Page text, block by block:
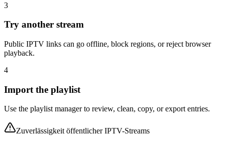
3
Try another stream
Public IPTV links can go offline, block regions, or reject browser
playback.
4
Import the playlist
Use the playlist manager to review, clean, copy, or export entries.
Zuverlässigkeit öffentlicher IPTV-Streams